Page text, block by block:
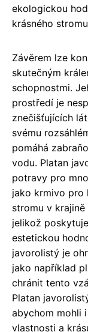
ekologickou
krásného
Závěrem lze
skutečným
schopnostmi.
prostředí je
znečišťujících
svému
pomáhá
vodu. Platan
potravy pro
jako krmivo pro
stromu v
jelikož
estetickou
javorolistý je
jako například
chránit tento
Platan
abychom mohli
vlastnosti a